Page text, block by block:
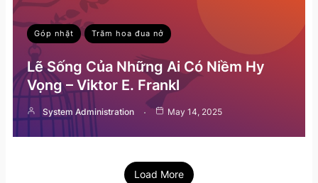
Góp nhặt Trăm hoa đua nở
Lẽ Sống Của Những Ai Có Niềm Hy
Vọng – Viktor E. Frankl
System Administration May 14, 2025
Load More